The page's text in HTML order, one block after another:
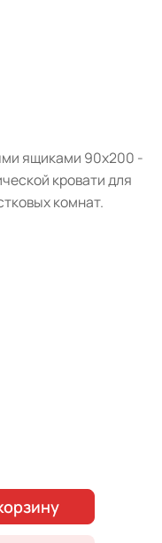
ящиками 90х200 -
кровати для
комнат.